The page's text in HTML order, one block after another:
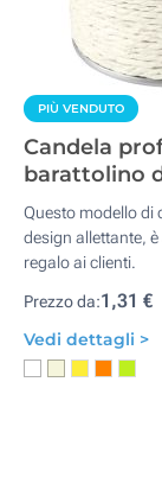
PIÙ VENDUTO
Candela
barattolino
Questo modello di
design allettante,
regalo ai clienti.
Prezzo da:1,31 €
Vedi dettagli >